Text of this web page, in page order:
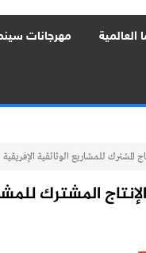
العالمية مهرجانات
المشترك للمشاريع الوثائقية الإفريقية
المشترك